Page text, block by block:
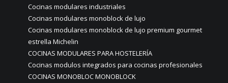
Cocinas modulares industriales
Cocinas modulares monoblock de lujo
Cocinas modulares monoblock de lujo premium gourmet
estrella Michelin
COCINAS MODULARES PARA HOSTELERÍA
Cocinas modulos integrados para cocinas profesionales
COCINAS MONOBLOC MONOBLOCK